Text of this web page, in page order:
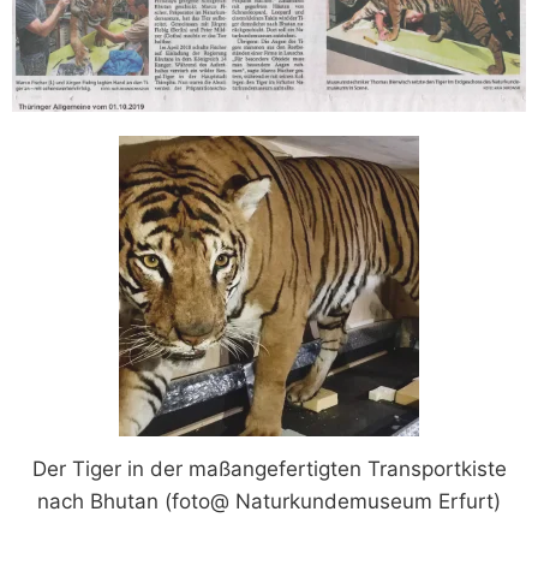
Der Tiger in der maßangefertigten Transportkiste
nach Bhutan (foto@ Naturkundemuseum Erfurt)